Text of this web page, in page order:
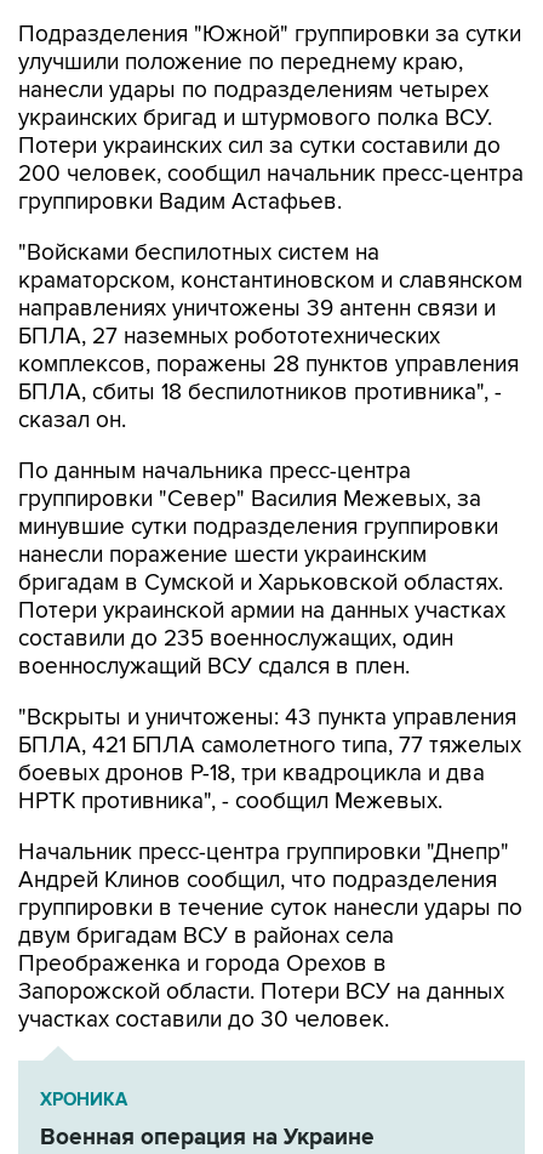
Подразделения "Южной" группировки за сутки
улучшили положение по переднему краю,
нанесли удары по подразделениям четырех
украинских бригад и штурмового полка ВСУ.
Потери украинских сил за сутки составили до
200 человек, сообщил начальник пресс-центра
группировки Вадим Астафьев.
"Войсками беспилотных систем на
краматорском, константиновском и славянском
направлениях уничтожены 39 антенн связи и
БПЛА, 27 наземных робототехнических
комплексов, поражены 28 пунктов управления
БПЛА, сбиты 18 беспилотников противника", -
сказал он.
По данным начальника пресс-центра
группировки "Север" Василия Межевых, за
минувшие сутки подразделения группировки
нанесли поражение шести украинским
бригадам в Сумской и Харьковской областях.
Потери украинской армии на данных участках
составили до 235 военнослужащих, один
военнослужащий ВСУ сдался в плен.
"Вскрыты и уничтожены: 43 пункта управления
БПЛА, 421 БПЛА самолетного типа, 77 тяжелых
боевых дронов Р-18, три квадроцикла и два
НРТК противника", - сообщил Межевых.
Начальник пресс-центра группировки "Днепр"
Андрей Клинов сообщил, что подразделения
группировки в течение суток нанесли удары по
двум бригадам ВСУ в районах села
Преображенка и города Орехов в
Запорожской области. Потери ВСУ на данных
участках составили до 30 человек.
ХРОНИКА
Военная операция на Украине